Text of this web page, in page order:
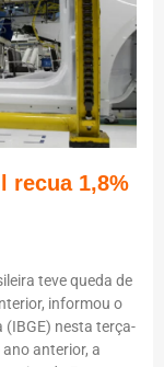
recua 1,8%
teve queda de
informou o
nesta terça-
anterior, a